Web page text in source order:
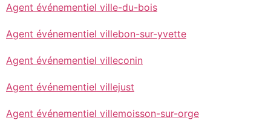
Agent événementiel ville-du-bois
Agent événementiel villebon-sur-yvette
Agent événementiel villeconin
Agent événementiel villejust
Agent événementiel villemoisson-sur-orge